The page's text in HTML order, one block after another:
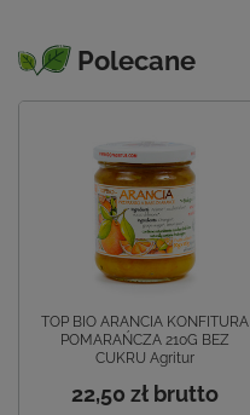
Polecane
TOP BIO ARANCIA KONFITURA
POMARAŃCZA 210G BEZ
CUKRU Agritur
22,50 zł brutto